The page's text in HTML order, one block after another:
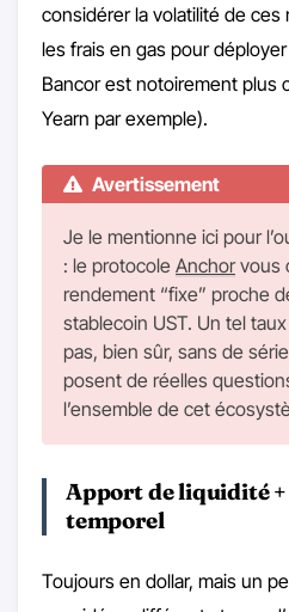
considérer la volatilité de
les frais en gas pour
Bancor est notoirement plus
Yearn par exemple).
Avertissement
Je le mentionne ici pour
: le protocole Anchorvous
rendement “fixe” proche
stablecoin UST. Un tel
pas, bien sûr, sans de
posent de réelles
l’ensemble de cet
Apport de liquidité
temporel
Toujours en dollar, mais un